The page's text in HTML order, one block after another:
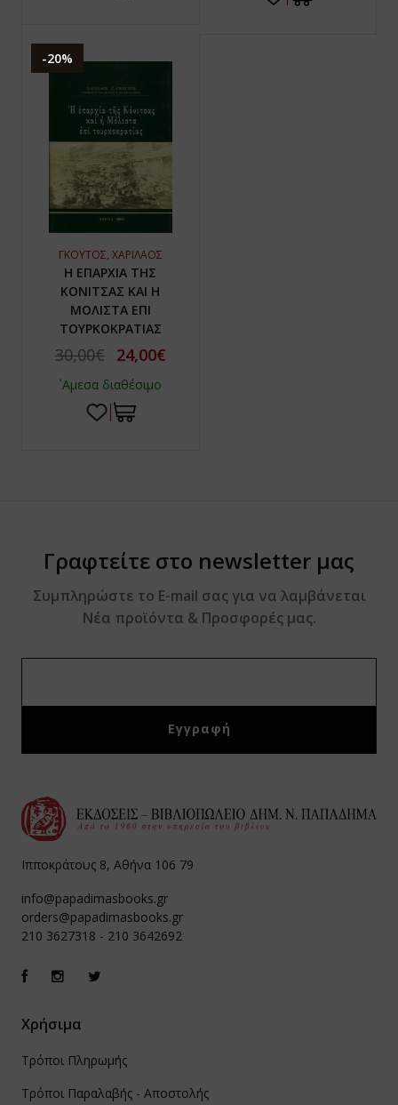
-20%
ΓΚΟΥΤΟΣ, ΧΑΡΙΛΑΟΣ
Η ΕΠΑΡΧΙΑ ΤΗΣ
ΚΟΝΙΤΣΑΣ ΚΑΙ Η
ΜΟΛΙΣΤΑ ΕΠΙ
ΤΟΥΡΚΟΚΡΑΤΙΑΣ
30,00€ 24,00€
`Αμεσα διαθέσιμο
Γραφτείτε στο newsletter μας
Συμπληρώστε το E-mail σας για να λαμβάνεται
Νέα προϊόντα & Προσφορές μας.
Ιπποκράτους 8, Αθήνα 106 79
info@papadimasbooks.gr
orders@papadimasbooks.gr
210 3627318 - 210 3642692
Χρήσιμα
Τρόποι Πληρωμής
Τρόποι Παραλαβής - Αποστολής